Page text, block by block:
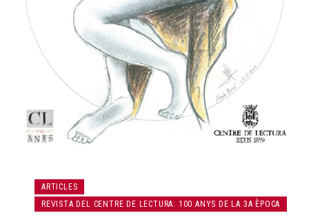
ARTICLES
REVISTA DEL CENTRE DE LECTURA: 100 ANYS DE LA 3A ÈPOCA